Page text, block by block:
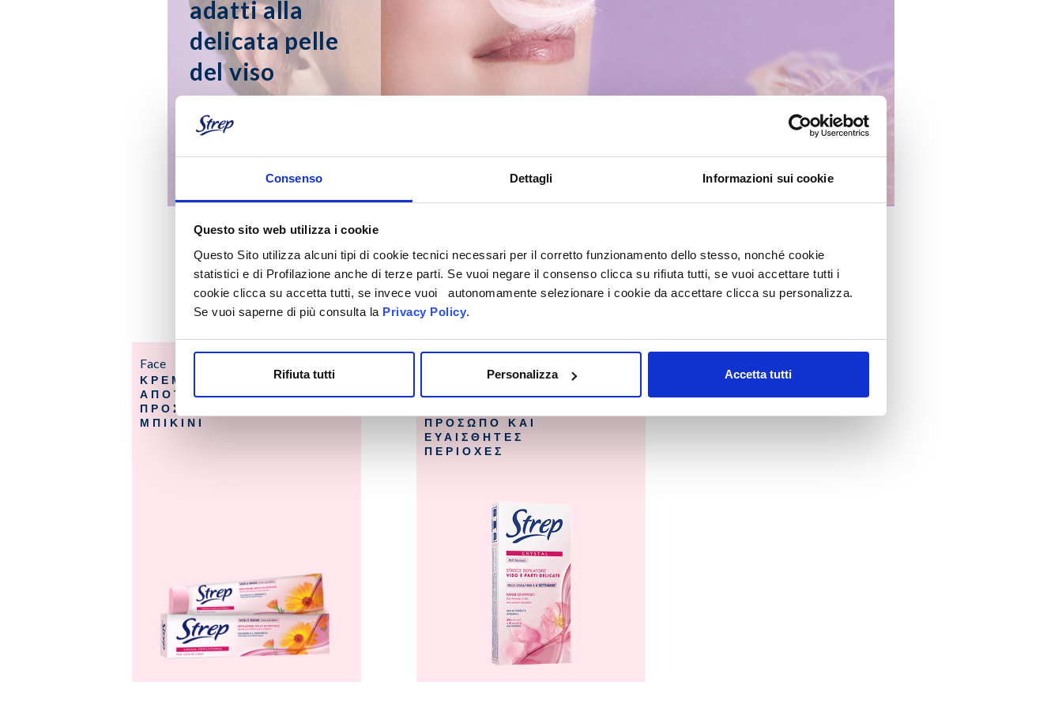
Consenso Dettagli Informazioni sui cookie
Questo sito web utilizza i cookie
Questo Sito utilizza alcuni tipi di cookie tecnici necessari per il corretto funzionamento dello stesso, nonché cookie
statistici e di Profilazione anche di terze parti. Se vuoi negare il consenso clicca su rifiuta tutti, se vuoi accettare tutti i
cookie clicca su accetta tutti, se invece vuoi autonomamente selezionare i cookie da accettare clicca su personalizza.
Se vuoi saperne di più consulta la Privacy Policy.
Rifiuta tutti Personalizza Accetta tutti
adatti alla
delicata pelle
del viso
DISCOVER THE LINE
Face
ΚΡΕΜΑ
ΑΠΟΤΡΙΧΩΣΗΣ
ΠΡΟΣΩΠΟ ΚΑΙ
ΜΠΙΚΙΝΙ
ΤΑΙΝΙΕΣ
ΑΠΟΤΡΙΧΩΣΗΣ
ΠΡΟΣΩΠΟ ΚΑΙ
ΕΥΑΙΣΘΗΤΕΣ
ΠΕΡΙΟΧΕΣ